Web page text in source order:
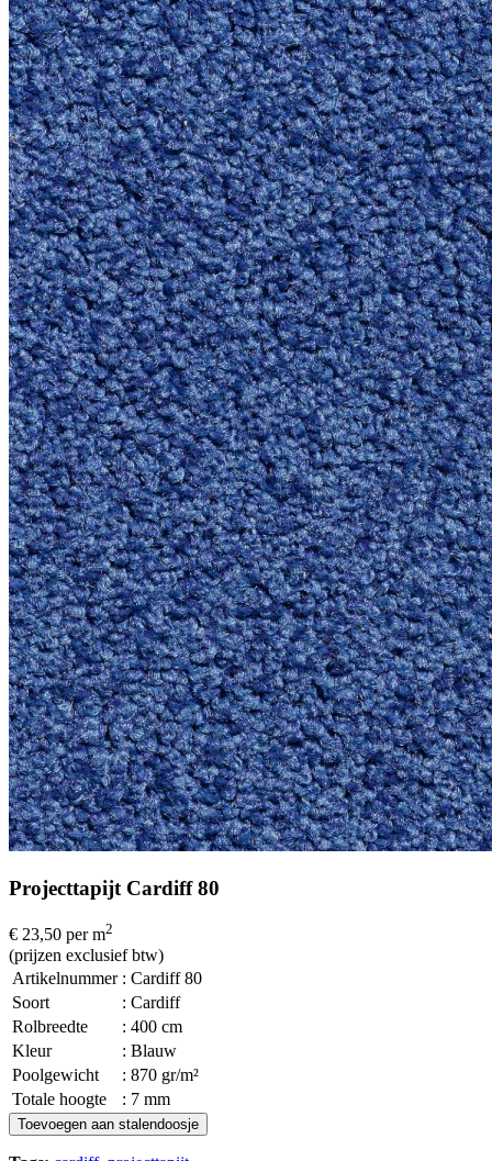
Projecttapijt Cardiff 80
€ 23,50 per m2
(prijzen exclusief btw)
Artikelnummer : Cardiff 80
Soort
: Cardiff
Rolbreedte
: 400 cm
Kleur
: Blauw
Poolgewicht
: 870 gr/m²
Totale hoogte
: 7 mm
Toevoegen aan stalendoosje